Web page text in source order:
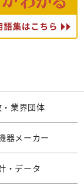
業界団体
器メーカー
・データ